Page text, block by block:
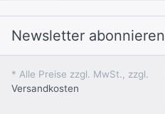
Newsletter abonnieren
* Alle Preise zzgl. MwSt., zzgl.
Versandkosten